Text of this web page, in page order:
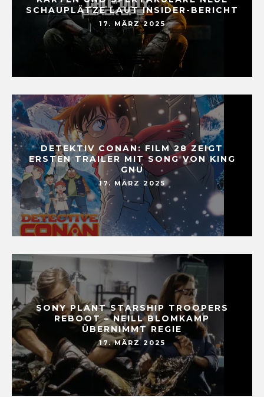
SCHAUPLÄTZE LAUT INSIDER-BERICHT
17. MÄRZ 2025
DETEKTIV CONAN: FILM 28 ZEIGT
ERSTEN TRAILER MIT SONG VON KING
GNU
17. MÄRZ 2025
SONY PLANT STARSHIP TROOPERS
REBOOT – NEILL BLOMKAMP
ÜBERNIMMT REGIE
17. MÄRZ 2025